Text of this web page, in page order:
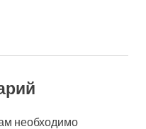
необходимо